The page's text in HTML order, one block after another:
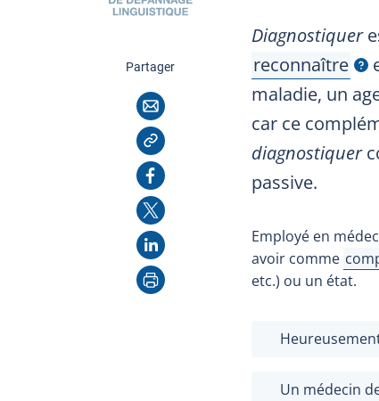
Partagercette page
Courriel
Copier l'adresse
Facebook
X
LinkedIn
Imprimer
Diagnostiquer
reconnaître
Afficher
maladie, un
car ce
diagnostiquer
passive.
Employé en
avoir comme
etc.) ou un état.
Un médecin